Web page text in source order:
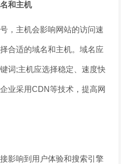
和主机
，主机会影响网站的访问速
合适的域名和主机。域名应
词;主机应选择稳定、速度快
业采用CDN等技术，提高网
影响到用户体验和搜索引擎